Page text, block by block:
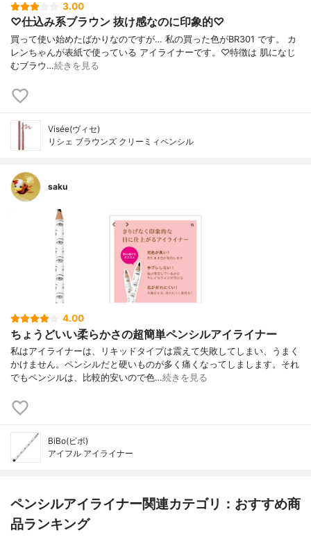
3.00
♡仕込み系ブラウン 抜け感なのに印象的♡
買って使い始めたばかりなのですが… 私の買った色がBR301 です。 カ
レンちゃんが表紙で使っている アイライナーです。♡特徴は 肌になじ
むブラウ…続きを見る
Visée(ヴィセ)
リシェ ブラウンズ クリーミィペンシル
saku
4.00
ちょうどいい柔らかさの超簡単ペンシルアイライナー
私はアイライナーは、リキッドタイプは震えて失敗してしまい、うまく
かけません。ペンシルだと硬いものが多く痛くなってしまします。それ
でもペンシルは、比較的安いので色…続きを見る
BiBo(ビボ)
アイフル アイライナー
ペンシルアイライナー関連カテゴリ：おすすめ商
品ランキング